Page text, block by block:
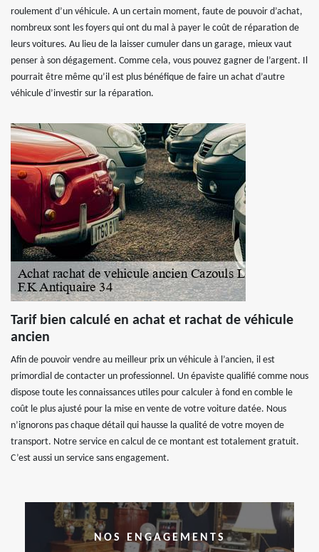
roulement d’un véhicule. A un certain moment, faute de pouvoir d’achat,
nombreux sont les foyers qui ont du mal à payer le coût de réparation de
leurs voitures. Au lieu de la laisser cumuler dans un garage, mieux vaut
penser à son dégagement. Comme cela, vous pouvez gagner de l’argent. Il
pourrait être même qu’il est plus bénéfique de faire un achat d’autre
véhicule d’investir sur la réparation.
Tarif bien calculé en achat et rachat de véhicule
ancien
Afin de pouvoir vendre au meilleur prix un véhicule à l’ancien, il est
primordial de contacter un professionnel. Un épaviste qualifié comme nous
dispose toute les connaissances utiles pour calculer à fond en comble le
coût le plus ajusté pour la mise en vente de votre voiture datée. Nous
n’ignorons pas chaque détail qui hausse la qualité de votre moyen de
transport. Notre service en calcul de ce montant est totalement gratuit.
C’est aussi un service sans engagement.
NOS ENGAGEMENTS